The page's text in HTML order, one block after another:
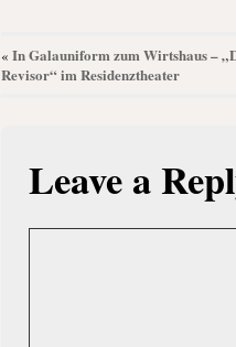
« In Galauniform zum Wirtshaus –
Revisor“ im Residenztheater
Leave a